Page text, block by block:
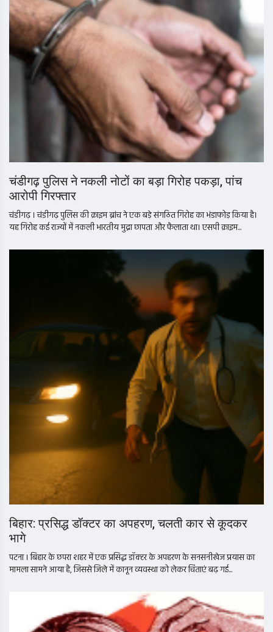
चंडीगढ़ पुलिस ने नकली नोटों का बड़ा गिरोह पकड़ा, पांच
आरोपी गिरफ्तार
चंडीगढ़ । चंडीगढ़ पुलिस की क्राइम ब्रांच ने एक बड़े संगठित गिरोह का भंडाफोड़ किया है।
यह गिरोह कई राज्यों में नकली भारतीय मुद्रा छापता और फैलाता था। एसपी क्राइम...
बिहार: प्रसिद्ध डॉक्टर का अपहरण, चलती कार से कूदकर
भागे
पटना । बिहार के छपरा शहर में एक प्रसिद्ध डॉक्टर के अपहरण के सनसनीखेज प्रयास का
मामला सामने आया है, जिससे जिले में कानून व्यवस्था को लेकर चिंताएं बढ़ गई...